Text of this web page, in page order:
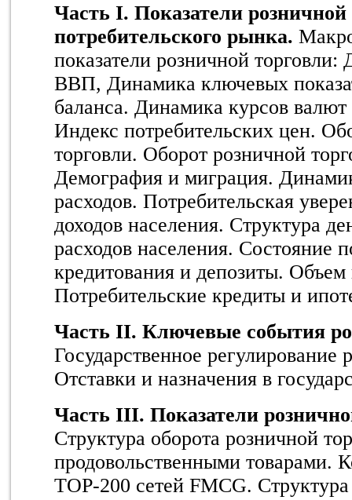
Часть I. Показатели розничной
потребительского рынка.
показатели розничной
ВВП, Динамика ключевых
баланса. Динамика курсов
Индекс потребительских цен.
торговли. Оборот розничной
Демография и миграция.
расходов. Потребительская
доходов населения. Структура
расходов населения. Состояние
кредитования и депозиты. Объем
Потребительские кредиты и
Часть II. Ключевые события
Государственное регулирование
Отставки и назначения в
Часть III. Показатели
Структура оборота розничной
продовольственными товарами.
TOP-200 сетей FMCG.